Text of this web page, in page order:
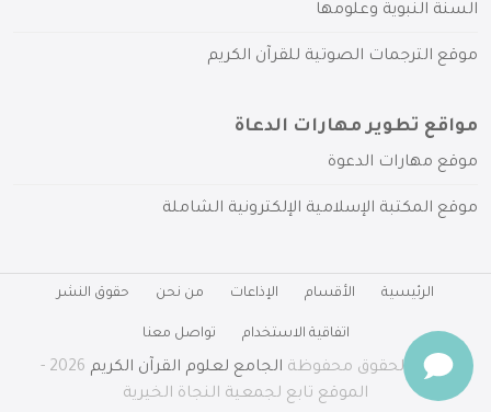
السنة النبوية وعلومها
موقع الترجمات الصوتية للقرآن الكريم
مواقع تطوير مهارات الدعاة
موقع مهارات الدعوة
موقع المكتبة الإسلامية الإلكترونية الشاملة
الرئيسية الأقسام الإذاعات من نحن حقوق النشر
اتفاقية الاستخدام تواصل معنا
جميع الحقوق محفوظة الجامع لعلوم القرآن الكريم
2026 -
الموقع تابع لجمعية النجاة الخيرية